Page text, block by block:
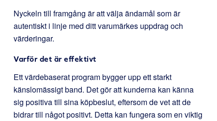
Nyckeln till framgång är att välja ändamål som är
autentiskt i linje med ditt varumärkes uppdrag och
värderingar.
Varför det är effektivt
Ett värdebaserat program bygger upp ett starkt
känslomässigt band. Det gör att kunderna kan känna
sig positiva till sina köpbeslut, eftersom de vet att de
bidrar till något positivt. Detta kan fungera som en viktig